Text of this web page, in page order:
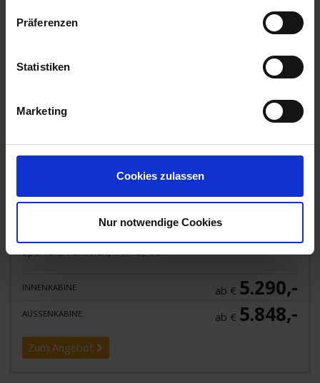
Präferenzen
Statistiken
Marketing
Cookies zulassen
Nur notwendige Cookies
Last Minute
besticht mit frischen Blumengestecken überall an Bord.
Spanien, Tunesien, Türkei, USA
INNENKABINE ab € 5.290,-
AUSSENKABINE ab € 5.848,-
Zum Angebot